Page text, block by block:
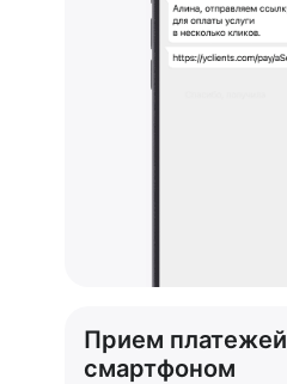
Прием платежей
смартфоном